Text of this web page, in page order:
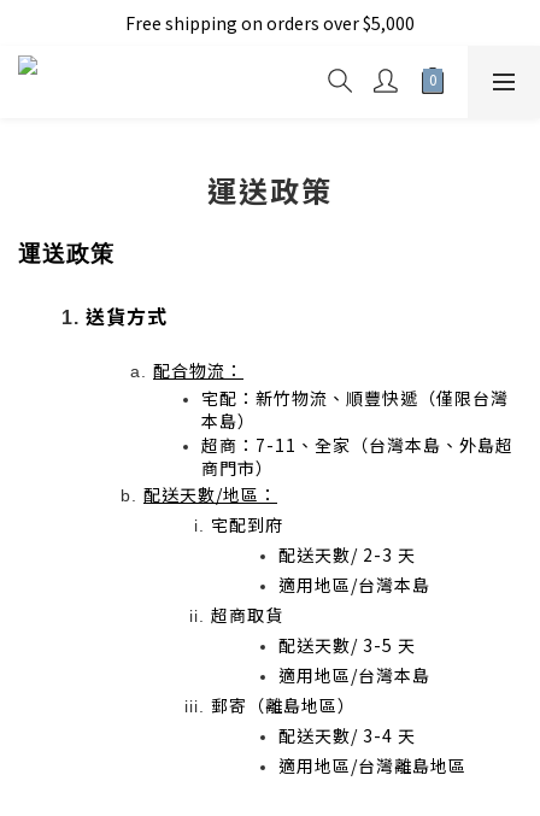
加入新會員現折150元
Free shipping on orders over $5,000
加入新會員現折150元
運送政策
運送政策
送貨方式
配合物流：
宅配：新竹物流、順豐快遞（僅限台灣
本島）
超商：7-11、全家（台灣本島、外島超
商門市）
配送天數/地區：
宅配到府
配送天數/ 2-3 天
適用地區/台灣本島
超商取貨
配送天數/ 3-5 天
適用地區/台灣本島
郵寄（離島地區）
配送天數/ 3-4 天
適用地區/台灣離島地區